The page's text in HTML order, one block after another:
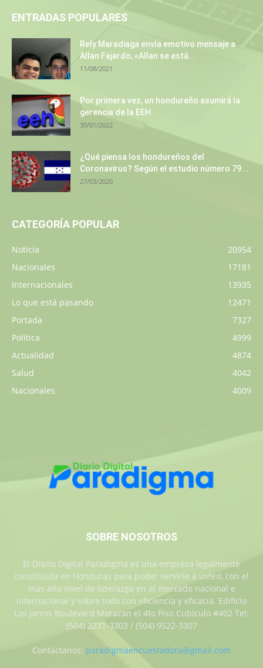
ENTRADAS POPULARES
Rely Maradiaga envía emotivo mensaje a
Allan Fajardo, «Allan se está...
11/08/2021
Por primera vez, un hondureño asumirá la
gerencia de la EEH
30/01/2022
¿Qué piensa los hondureños del
Coronavirus? Según el estudio número 79...
27/03/2020
CATEGORÍA POPULAR
Noticia
20954
Nacionales
17181
Internacionales
13935
Lo que está pasando
12471
Portada
7327
Política
4999
Actualidad
4874
Salud
4042
Nacionales
4009
SOBRE NOSOTROS
El Diario Digital Paradigma es una empresa legalmente
constituida en Honduras para poder servirle a usted, con el
más alto nivel de liderazgo en el mercado nacional e
internacional y sobre todo con eficiencia y eficacia. Edificio
Los Jarros Boulevard Morazan el 4to Piso Cubiculo #402 Tel:
(504) 2231-3303 / (504) 9522-3307
Contáctanos: paradigmaencuestadora@gmail.com